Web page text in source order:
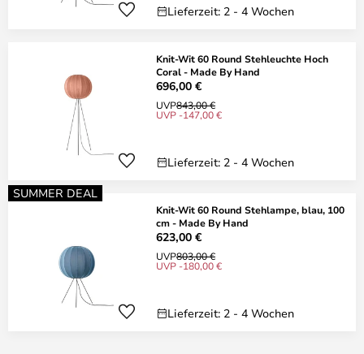
Lieferzeit: 2 - 4 Wochen
Knit-Wit 60 Round Stehleuchte Hoch
Coral - Made By Hand
696,00 €
UVP843,00 €
UVP -147,00 €
Lieferzeit: 2 - 4 Wochen
SUMMER DEAL
Knit-Wit 60 Round Stehlampe, blau, 100
cm - Made By Hand
623,00 €
UVP803,00 €
UVP -180,00 €
Lieferzeit: 2 - 4 Wochen